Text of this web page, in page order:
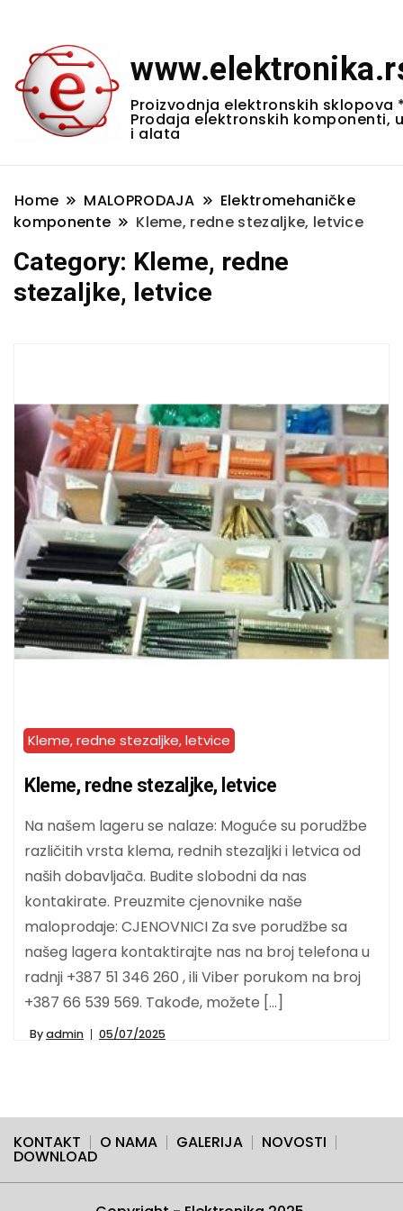
Proizvodnja elektronskih sklopova
Prodaja elektronskih komponenti,
i alata
Home MALOPRODAJA
Elektromehaničke
komponente
Kleme, redne stezaljke, letvice
Category: Kleme, redne
stezaljke, letvice
Kleme, redne stezaljke, letvice
Kleme, redne stezaljke, letvice
Na našem lageru se nalaze: Moguće su porudžbe
različitih vrsta klema, rednih stezaljki i letvica od
naših dobavljača. Budite slobodni da nas
kontakirate. Preuzmite cjenovnike naše
maloprodaje: CJENOVNICI Za sve porudžbe sa
našeg lagera kontaktirajte nas na broj telefona u
radnji +387 51 346 260 , ili Viber porukom na broj
+387 66 539 569. Takođe, možete […]
Byadmin 05/07/2025
KONTAKT O NAMA GALERIJA NOVOSTI
DOWNLOAD